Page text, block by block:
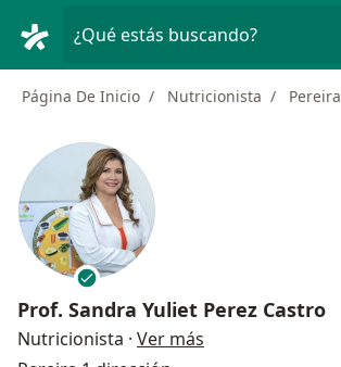
¿Qué estás buscando?
Página De Inicio Nutricionista Pereira
Prof. Sandra Yuliet Perez Castro
Nutricionista · Ver más